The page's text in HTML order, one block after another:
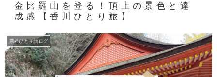
金比羅山を登る！頂上の景色と達
成感【香川ひとり旅】
県外ひとり旅ログ